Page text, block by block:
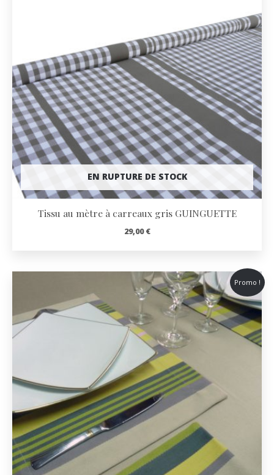
EN RUPTURE DE STOCK
Tissu au mètre à carreaux gris GUINGUETTE
29,00€
Promo !